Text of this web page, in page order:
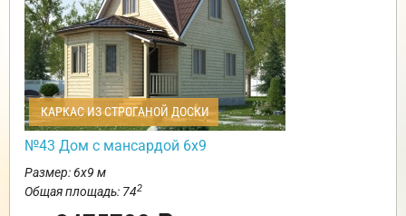
КАРКАС ИЗ СТРОГАНОЙ ДОСКИ
№43 Дом с мансардой 6х9
Размер: 6х9 м
Общая площадь: 742